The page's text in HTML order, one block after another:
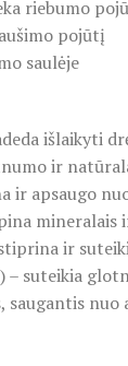
riebumo
pojūtį
saulėje
išlaikyti
ir
ir apsaugo
mineralais
ir
– suteikia
saugantis